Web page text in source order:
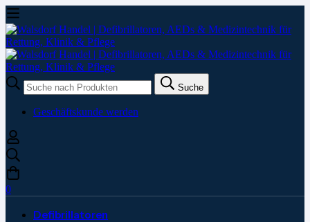
Suche
nach:
Suche
Geschäftskunde werden
0
Defibrillatoren